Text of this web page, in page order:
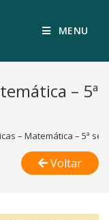
MENU
– 5ª
– Matemática – 5ª
Voltar